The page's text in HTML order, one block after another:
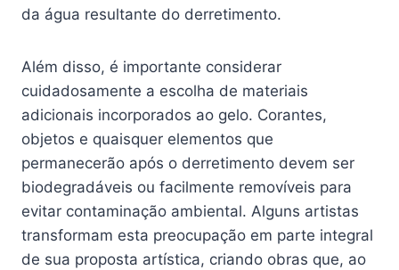
da água resultante do derretimento.
Além disso, é importante considerar
cuidadosamente a escolha de materiais
adicionais incorporados ao gelo. Corantes,
objetos e quaisquer elementos que
permanecerão após o derretimento devem ser
biodegradáveis ou facilmente removíveis para
evitar contaminação ambiental. Alguns artistas
transformam esta preocupação em parte integral
de sua proposta artística, criando obras que, ao